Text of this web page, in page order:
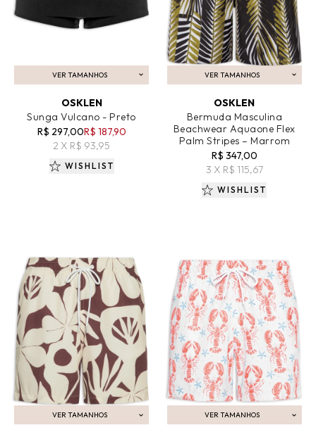
VER TAMANHOS
ADICIONAR AO CARRINHO
OSKLEN
Sunga Vulcano - Preto
R$ 297,00R$ 187,90
2 X R$ 93,95
WISHLIST
VER TAMANHOS
ADICIONAR AO CARRINHO
OSKLEN
Bermuda Masculina
Beachwear Aquaone Flex
Palm Stripes – Marrom
R$ 347,00
3 X R$ 115,67
WISHLIST
VER TAMANHOS
ADICIONAR AO CARRINHO
VER TAMANHOS
ADICIONAR AO CARRINHO